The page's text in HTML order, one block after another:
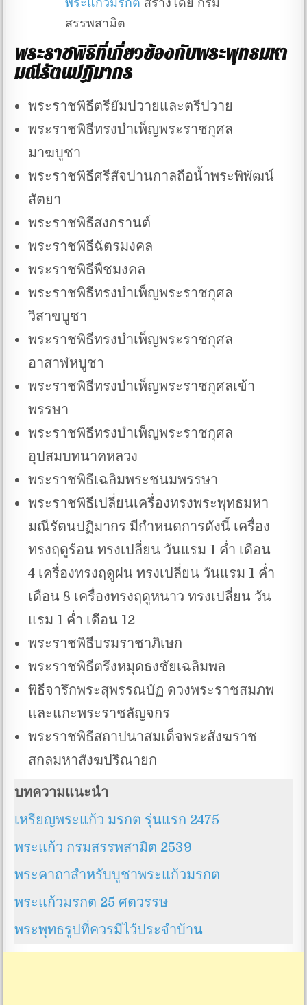
สรรพสามิต
พระราชพิธีที่เกี่ยวข้องกับพระพุทธมหา
มณีรัตนปฏิมากร
พระราชพิธีตรียัมปวายและตรีปวาย
พระราชพิธีทรงบำเพ็ญพระราชกุศล
มาฆบูชา
พระราชพิธีศรีสัจปานกาลถือน้ำพระพิพัฒน์
สัตยา
พระราชพิธีสงกรานต์
พระราชพิธีฉัตรมงคล
พระราชพิธีพืชมงคล
พระราชพิธีทรงบำเพ็ญพระราชกุศล
วิสาขบูชา
พระราชพิธีทรงบำเพ็ญพระราชกุศล
อาสาฬหบูชา
พระราชพิธีทรงบำเพ็ญพระราชกุศลเข้า
พรรษา
พระราชพิธีทรงบำเพ็ญพระราชกุศล
อุปสมบทนาคหลวง
พระราชพิธีเฉลิมพระชนมพรรษา
พระราชพิธีเปลี่ยนเครื่องทรงพระพุทธมหา
มณีรัตนปฏิมากร มีกำหนดการดังนี้ เครื่อง
ทรงฤดูร้อน ทรงเปลี่ยน วันแรม 1 ค่ำ เดือน
4 เครื่องทรงฤดูฝน ทรงเปลี่ยน วันแรม 1 ค่ำ
เดือน 8 เครื่องทรงฤดูหนาว ทรงเปลี่ยน วัน
แรม 1 ค่ำ เดือน 12
พระราชพิธีบรมราชาภิเษก
พระราชพิธีตรึงหมุดธงชัยเฉลิมพล
พิธีจารึกพระสุพรรณบัฏ ดวงพระราชสมภพ
และแกะพระราชลัญจกร
พระราชพิธีสถาปนาสมเด็จพระสังฆราช
สกลมหาสังฆปริณายก
บทความแนะนำ
เหรียญพระแก้ว มรกต รุ่นแรก 2475
พระแก้ว กรมสรรพสามิต 2539
พระคาถาสำหรับบูชาพระแก้วมรกต
พระแก้วมรกต 25 ศตวรรษ
พระพุทธรูปที่ควรมีไว้ประจำบ้าน